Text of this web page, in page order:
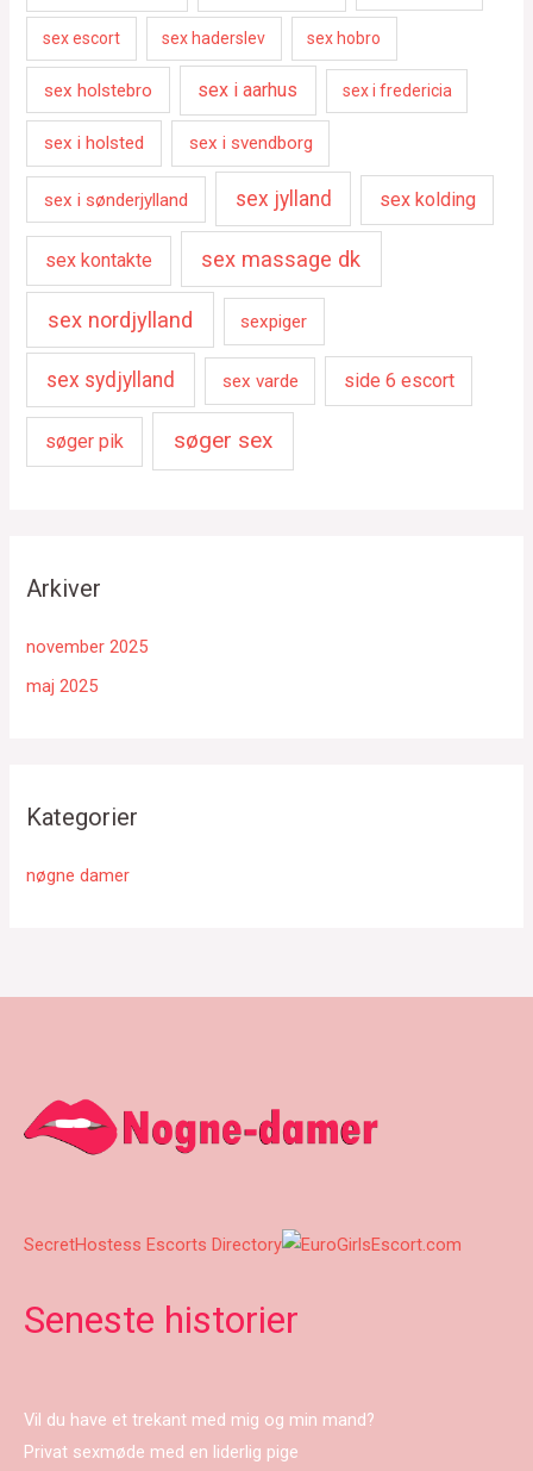
sex escort sex haderslev sex hobro
sex holstebro sex i aarhus sex i fredericia
sex i holsted sex i svendborg
sex i sønderjylland sex jylland sex kolding
sex kontakte sex massage dk
sex nordjylland sexpiger
sex sydjylland sex varde side 6 escort
søger pik søger sex
Arkiver
november 2025
maj 2025
Kategorier
nøgne damer
SecretHostess Escorts Directory
Seneste historier
Vil du have et trekant med mig og min mand?
Privat sexmøde med en liderlig pige